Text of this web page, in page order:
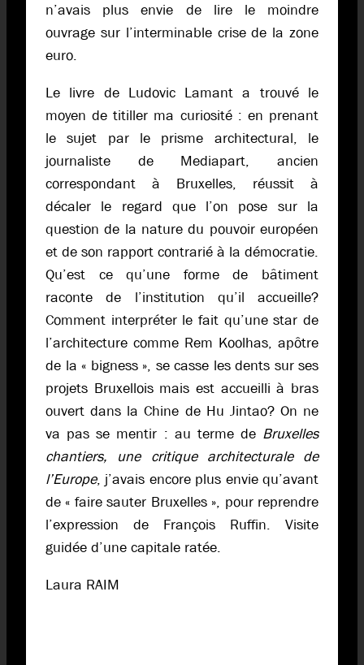
n’avais plus envie de lire le moindre
ouvrage sur l’interminable crise de la zone
euro.
Le livre de Ludovic Lamant a trouvé le
moyen de titiller ma curiosité : en prenant
le sujet par le prisme architectural, le
journaliste de Mediapart, ancien
correspondant à Bruxelles, réussit à
décaler le regard que l’on pose sur la
question de la nature du pouvoir européen
et de son rapport contrarié à la démocratie.
Qu’est ce qu’une forme de bâtiment
raconte de l’institution qu’il accueille?
Comment interpréter le fait qu’une star de
l’architecture comme Rem Koolhas, apôtre
de la « bigness », se casse les dents sur ses
projets Bruxellois mais est accueilli à bras
ouvert dans la Chine de Hu Jintao? On ne
va pas se mentir : au terme de Bruxelles
chantiers, une critique architecturale de
l’Europe, j’avais encore plus envie qu’avant
de « faire sauter Bruxelles », pour reprendre
l’expression de François Ruffin. Visite
guidée d’une capitale ratée.
Laura RAIM